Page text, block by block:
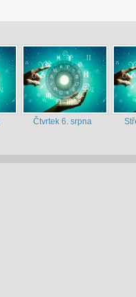
Čtvrtek 6. srpna